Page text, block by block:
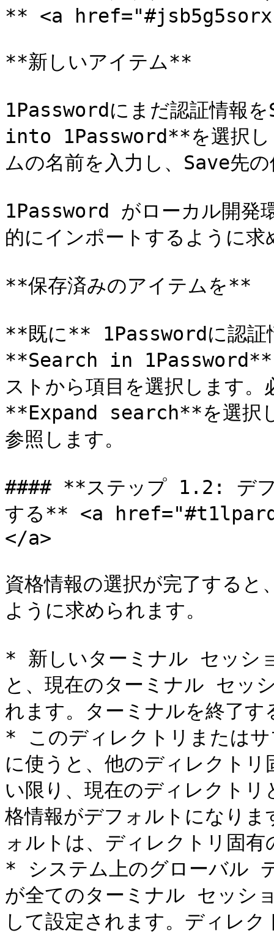
** <a
**新しいアイテム**
1Passwordにまだ認証情報
into 1Password**を選択し
ムの名前を入力し、Save先
1Password がローカル開発
的にインポートするように求
**保存済みのアイテムを**
**既に** 1Passwordに認証
**Search in 1Password**
ストから項目を選択します
**Expand search**を選択
参照します。
#### **ステップ 1.2: デフ
する** <a
</a>
資格情報の選択が完了すると
ように求められます。
* 新しいターミナル セッシ
と、現在のターミナル セッ
れます。ターミナルを終了
* このディレクトリまたは
に使うと、他のディレクト
い限り、現在のディレクト
格情報がデフォルトになり
ォルトは、ディレクトリ固
* システム上のグローバル
が全てのターミナル セッシ
して設定されます。ディレ